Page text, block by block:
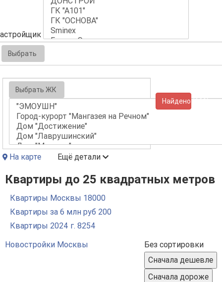
Выбрать
Выбрать ЖК
Найдено (161)
На карте Ещё детали
Квартиры до 25 квадратных метров
Квартиры Москвы 18000
Квартиры за 6 млн руб 200
Квартиры 2024 г. 8254
Новостройки Москвы
Без сортировки